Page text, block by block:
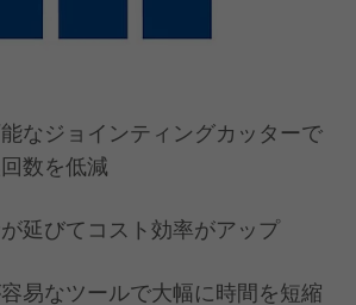
なジョインティングカッターで
数を低減
延びてコスト効率がアップ
易なツールで大幅に時間を短縮